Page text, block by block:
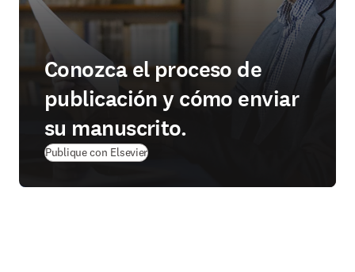
Conozca el proceso de
publicación y cómo enviar
su manuscrito.
Publique con Elsevier